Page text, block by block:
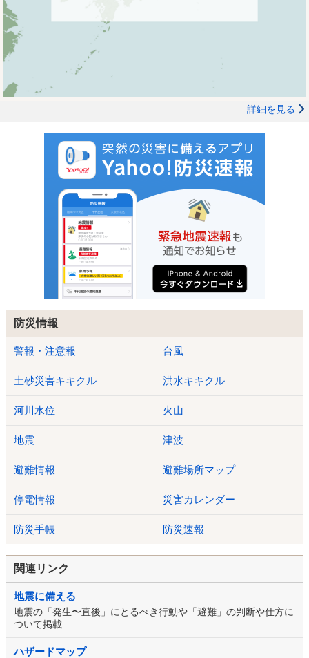
詳細を見る
防災情報
警報・注意報 台風
土砂災害キキクル 洪水キキクル
河川水位 火山
地震 津波
避難情報 避難場所マップ
停電情報 災害カレンダー
防災手帳 防災速報
関連リンク
地震に備える
地震の「発生〜直後」にとるべき行動や「避難」の判断や仕方に
ついて掲載
ハザードマップ